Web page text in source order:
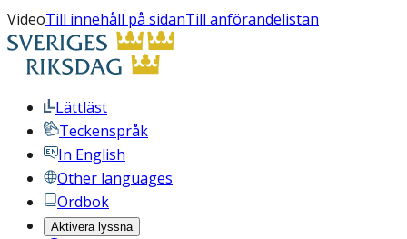
VideoTill innehåll på sidanTill anförandelistan
Lättläst
Teckenspråk
In English
Other languages
Ordbok
Aktivera lyssna